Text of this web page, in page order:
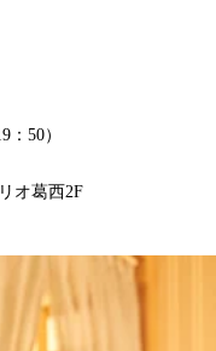
50）
オ葛西2F